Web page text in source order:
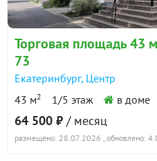
Торговая площадь 43 м
73
Екатеринбург, Центр
43 м2 1/5 этаж в доме
64 500 ₽ / месяц
размещено: 28.07.2026 , обновлено: